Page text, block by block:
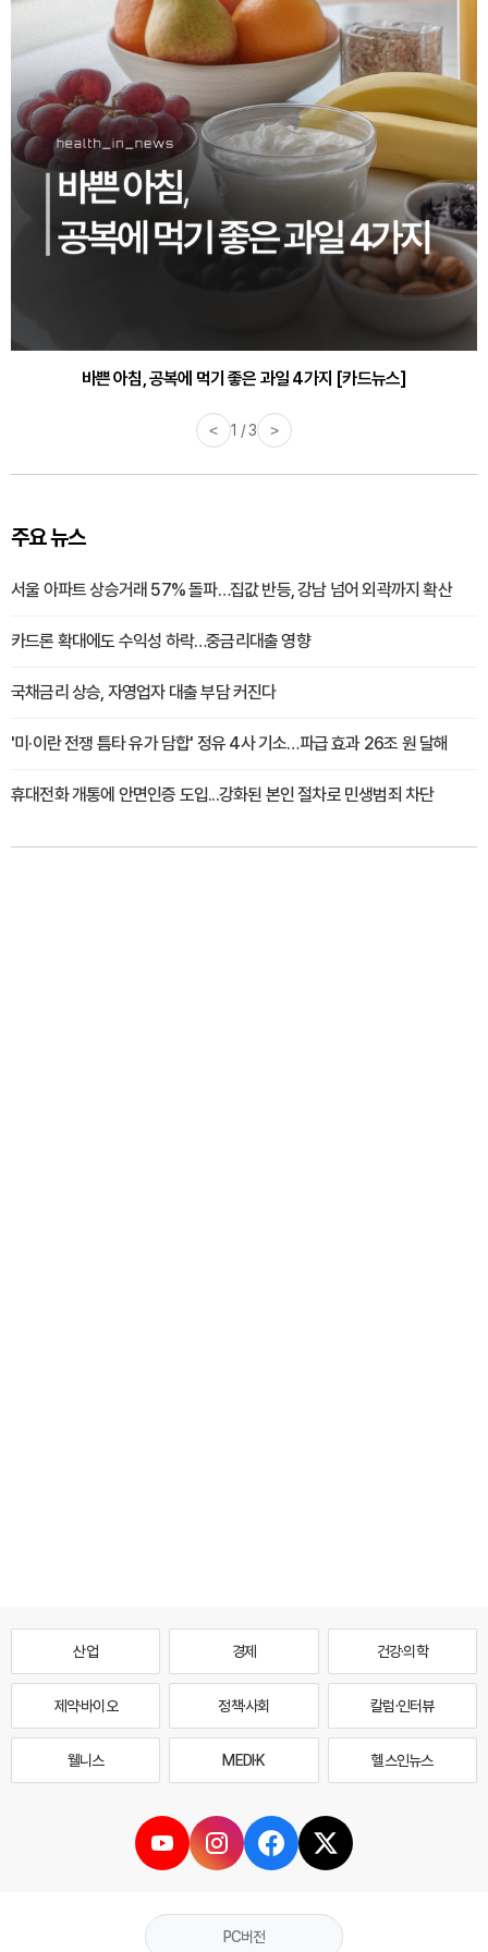
바쁜 아침, 공복에 먹기 좋은 과일 4가지 [카드뉴스]
< 1 / 3 >
주요 뉴스
서울 아파트 상승거래 57% 돌파…집값 반등, 강남 넘어 외곽까지 확산
카드론 확대에도 수익성 하락…중금리대출 영향
국채금리 상승, 자영업자 대출 부담 커진다
'미·이란 전쟁 틈타 유가 담합' 정유 4사 기소…파급 효과 26조 원 달해
휴대전화 개통에 안면인증 도입...강화된 본인 절차로 민생범죄 차단
산업 경제 건강·의학
제약·바이오 정책·사회 칼럼·인터뷰
웰니스 MEDI·K 헬스인뉴스
PC버전